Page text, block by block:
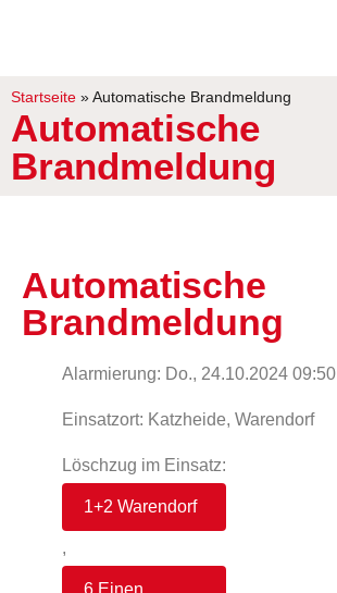
Startseite » Automatische Brandmeldung
Automatische
Brandmeldung
Automatische
Brandmeldung
Alarmierung: Do., 24.10.2024 09:50
Einsatzort: Katzheide, Warendorf
Löschzug im Einsatz:
1+2 Warendorf
,
6 Einen